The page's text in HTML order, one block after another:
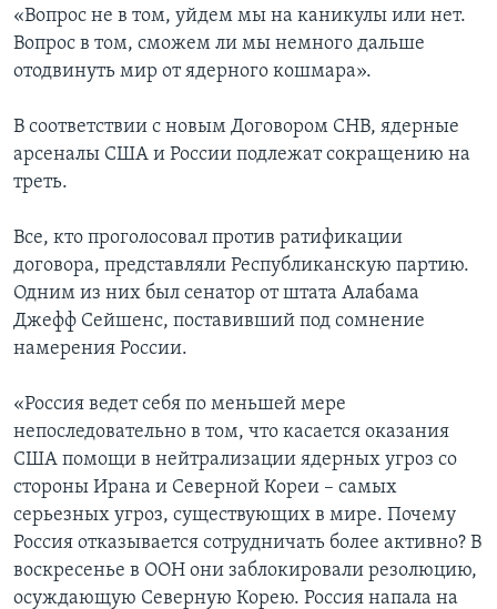
«Вопрос не в том, уйдем мы на каникулы или нет.
Вопрос в том, сможем ли мы немного дальше
отодвинуть мир от ядерного кошмара».
В соответствии с новым Договором СНВ, ядерные
арсеналы США и России подлежат сокращению на
треть.
Все, кто проголосовал против ратификации
договора, представляли Республиканскую партию.
Одним из них был сенатор от штата Алабама
Джефф Сейшенс, поставивший под сомнение
намерения России.
«Россия ведет себя по меньшей мере
непоследовательно в том, что касается оказания
США помощи в нейтрализации ядерных угроз со
стороны Ирана и Северной Кореи – самых
серьезных угроз, существующих в мире. Почему
Россия отказывается сотрудничать более активно? В
воскресенье в ООН они заблокировали резолюцию,
осуждающую Северную Корею. Россия напала на